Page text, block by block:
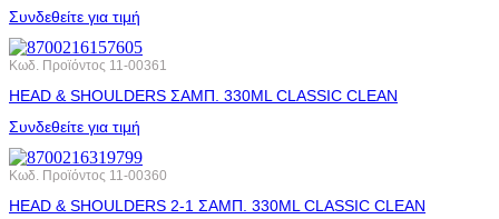
Συνδεθείτε για τιμή
Κωδ. Προϊόντος 11-00361
HEAD & SHOULDERS ΣΑΜΠ. 330ML CLASSIC CLEAN
Συνδεθείτε για τιμή
Κωδ. Προϊόντος 11-00360
HEAD & SHOULDERS 2-1 ΣΑΜΠ. 330ML CLASSIC CLEAN